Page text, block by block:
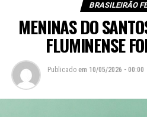
BRASILEIRÃO
MENINAS DO
FLUMINENSE
Publicado em 10/05/2026 - 00:00